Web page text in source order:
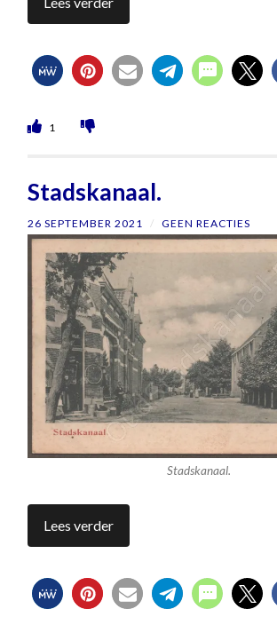
1
Stadskanaal.
26 SEPTEMBER 2021 / GEEN REACTIES
Stadskanaal.
Lees verder